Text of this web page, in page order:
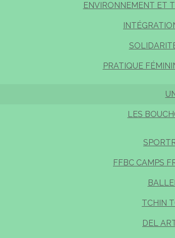
ENVIRONNEMENT ET
PRATIQUE
LES
FFBC CAMPS
TCHIN
DEL